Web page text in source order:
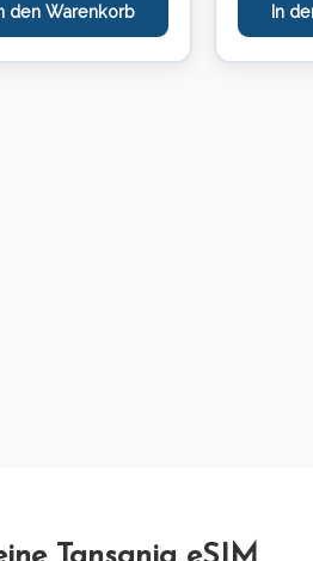
den Warenkorb In